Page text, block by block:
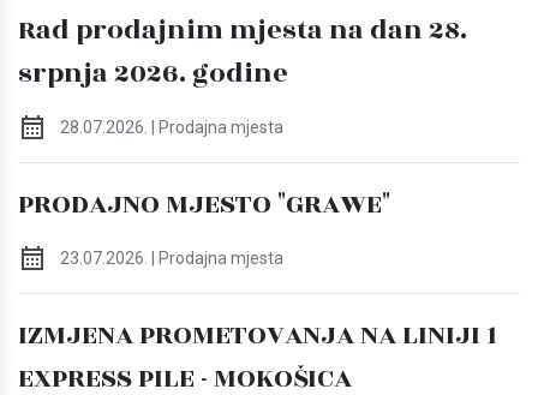
Rad prodajnim mjesta na dan 28.
srpnja 2026. godine
28.07.2026. | Prodajna mjesta
PRODAJNO MJESTO "GRAWE"
23.07.2026. | Prodajna mjesta
IZMJENA PROMETOVANJA NA LINIJI 1
EXPRESS PILE - MOKOŠICA